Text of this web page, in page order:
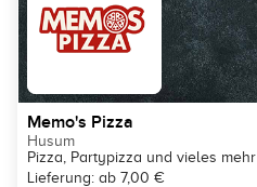
Memo's Pizza
Husum
Pizza, Partypizza und vieles mehr
Lieferung: ab 7,00 €